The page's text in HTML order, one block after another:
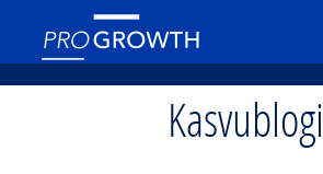
Kasvublogi